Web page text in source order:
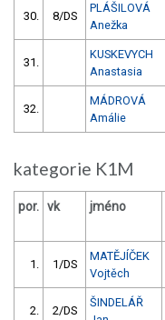
30. 8/DS
PLÁŠILOVÁ
Anežka
31.
KUSKEVYCH
Anastasia
32.
MÁDROVÁ
Amálie
kategorie K1M
por. vk jméno
1. 1/DS
MATĚJÍČEK
Vojtěch
2. 2/DS
ŠINDELÁŘ